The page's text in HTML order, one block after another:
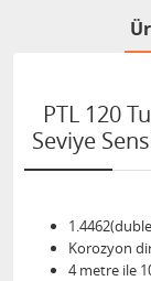
PTL 120
Seviye
Korozyon
4 metre ile